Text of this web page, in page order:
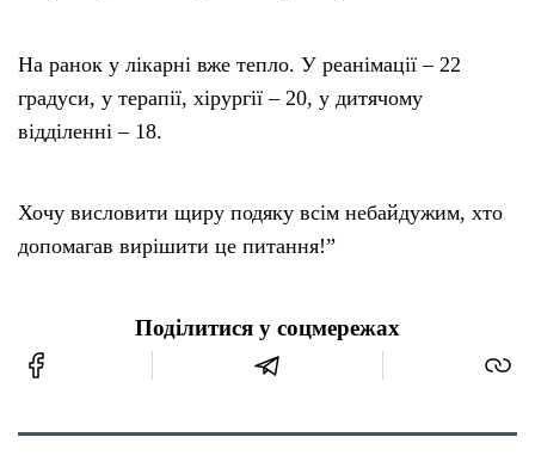
На ранок у лікарні вже тепло. У реанімації – 22
градуси, у терапії, хірургії – 20, у дитячому
відділенні – 18.
Хочу висловити щиру подяку всім небайдужим, хто
допомагав вирішити це питання!”
Поділитися у соцмережах